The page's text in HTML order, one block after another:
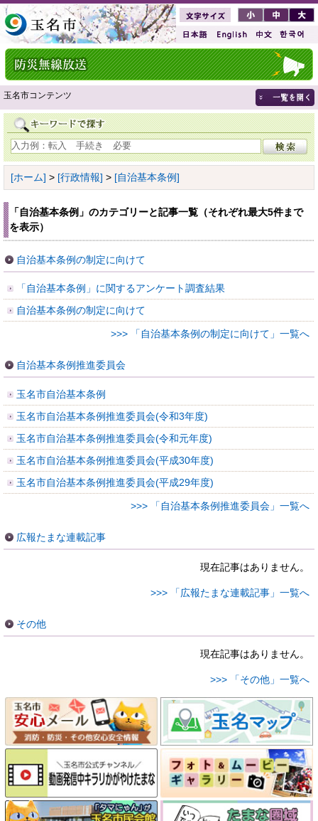
玉名市コンテンツ
[ホーム] > [行政情報] > [自治基本条例]
「自治基本条例」のカテゴリーと記事一覧（それぞれ最大5件まで
を表示）
自治基本条例の制定に向けて
「自治基本条例」に関するアンケート調査結果
自治基本条例の制定に向けて
>>> 「自治基本条例の制定に向けて」一覧へ
自治基本条例推進委員会
玉名市自治基本条例
玉名市自治基本条例推進委員会(令和3年度)
玉名市自治基本条例推進委員会(令和元年度)
玉名市自治基本条例推進委員会(平成30年度)
玉名市自治基本条例推進委員会(平成29年度)
>>> 「自治基本条例推進委員会」一覧へ
広報たまな連載記事
現在記事はありません。
>>> 「広報たまな連載記事」一覧へ
その他
現在記事はありません。
>>> 「その他」一覧へ